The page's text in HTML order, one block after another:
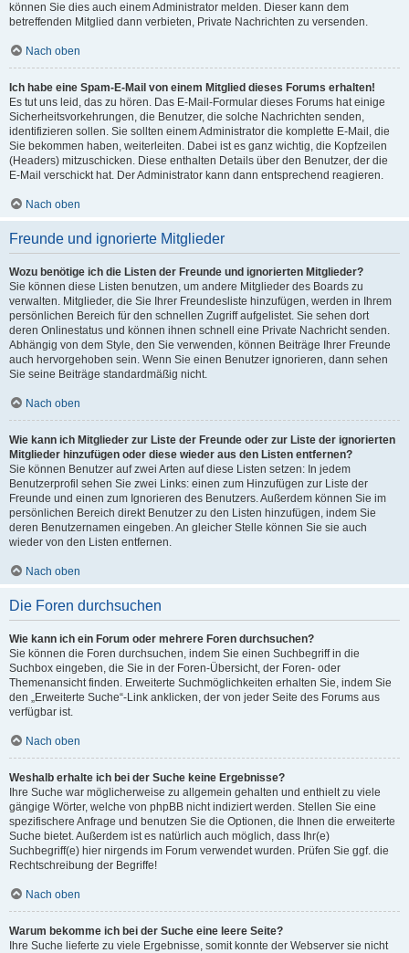
können Sie dies auch einem Administrator melden. Dieser kann dem
betreffenden Mitglied dann verbieten, Private Nachrichten zu versenden.
Nach oben
Ich habe eine Spam-E-Mail von einem Mitglied dieses Forums erhalten!
Es tut uns leid, das zu hören. Das E-Mail-Formular dieses Forums hat einige
Sicherheitsvorkehrungen, die Benutzer, die solche Nachrichten senden,
identifizieren sollen. Sie sollten einem Administrator die komplette E-Mail, die
Sie bekommen haben, weiterleiten. Dabei ist es ganz wichtig, die Kopfzeilen
(Headers) mitzuschicken. Diese enthalten Details über den Benutzer, der die
E-Mail verschickt hat. Der Administrator kann dann entsprechend reagieren.
Nach oben
Freunde und ignorierte Mitglieder
Wozu benötige ich die Listen der Freunde und ignorierten Mitglieder?
Sie können diese Listen benutzen, um andere Mitglieder des Boards zu
verwalten. Mitglieder, die Sie Ihrer Freundesliste hinzufügen, werden in Ihrem
persönlichen Bereich für den schnellen Zugriff aufgelistet. Sie sehen dort
deren Onlinestatus und können ihnen schnell eine Private Nachricht senden.
Abhängig von dem Style, den Sie verwenden, können Beiträge Ihrer Freunde
auch hervorgehoben sein. Wenn Sie einen Benutzer ignorieren, dann sehen
Sie seine Beiträge standardmäßig nicht.
Nach oben
Wie kann ich Mitglieder zur Liste der Freunde oder zur Liste der ignorierten
Mitglieder hinzufügen oder diese wieder aus den Listen entfernen?
Sie können Benutzer auf zwei Arten auf diese Listen setzen: In jedem
Benutzerprofil sehen Sie zwei Links: einen zum Hinzufügen zur Liste der
Freunde und einen zum Ignorieren des Benutzers. Außerdem können Sie im
persönlichen Bereich direkt Benutzer zu den Listen hinzufügen, indem Sie
deren Benutzernamen eingeben. An gleicher Stelle können Sie sie auch
wieder von den Listen entfernen.
Nach oben
Die Foren durchsuchen
Wie kann ich ein Forum oder mehrere Foren durchsuchen?
Sie können die Foren durchsuchen, indem Sie einen Suchbegriff in die
Suchbox eingeben, die Sie in der Foren-Übersicht, der Foren- oder
Themenansicht finden. Erweiterte Suchmöglichkeiten erhalten Sie, indem Sie
den „Erweiterte Suche“-Link anklicken, der von jeder Seite des Forums aus
verfügbar ist.
Nach oben
Weshalb erhalte ich bei der Suche keine Ergebnisse?
Ihre Suche war möglicherweise zu allgemein gehalten und enthielt zu viele
gängige Wörter, welche von phpBB nicht indiziert werden. Stellen Sie eine
spezifischere Anfrage und benutzen Sie die Optionen, die Ihnen die erweiterte
Suche bietet. Außerdem ist es natürlich auch möglich, dass Ihr(e)
Suchbegriff(e) hier nirgends im Forum verwendet wurden. Prüfen Sie ggf. die
Rechtschreibung der Begriffe!
Nach oben
Warum bekomme ich bei der Suche eine leere Seite?
Ihre Suche lieferte zu viele Ergebnisse, somit konnte der Webserver sie nicht